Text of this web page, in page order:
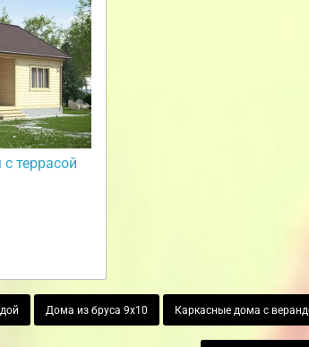
террасой
Дома из бруса 9х10 Каркасные дома с